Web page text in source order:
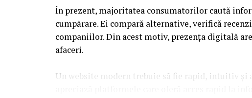
În prezent, majoritatea consumatorilor caută
cumpărare. Ei compară alternative, verifică
companiilor. Din acest motiv, prezența digitală
afaceri.
Un website modern trebuie să fie rapid, intuitiv